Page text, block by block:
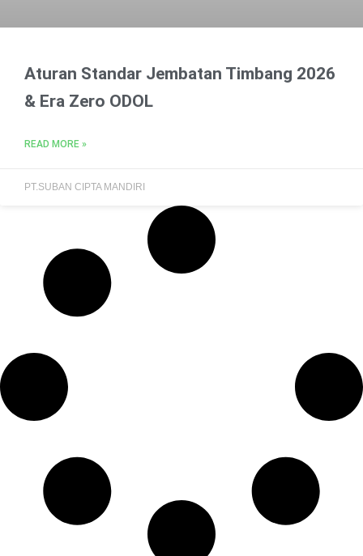
Aturan Standar Jembatan Timbang 2026
& Era Zero ODOL
READ MORE »
PT.SUBAN CIPTA MANDIRI